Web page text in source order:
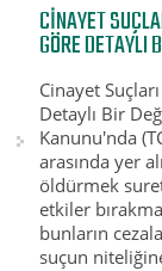
CINAYET
GÖRE DETAYLI
Cinayet
Detaylı Bir
Kanunu'nda
arasında yer
öldürmek
etkiler
bunların
suçun